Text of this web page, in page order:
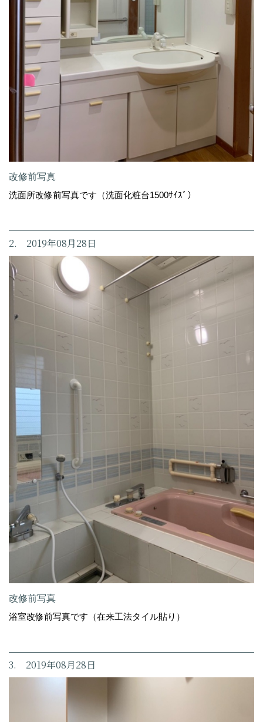
改修前写真
洗面所改修前写真です（洗面化粧台1500ｻｲｽﾞ）
2. 2019年08月28日
改修前写真
浴室改修前写真です（在来工法タイル貼り）
3. 2019年08月28日